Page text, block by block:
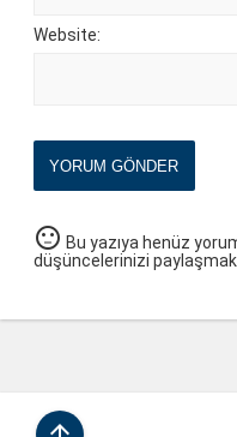
Website:
YORUM GÖNDER
sentiment_neutral Bu yazıya henüz
düşüncelerinizi